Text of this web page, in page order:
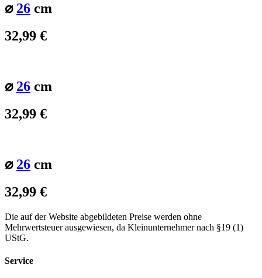
⌀ 26 cm
32,99 €
⌀ 26 cm
32,99 €
⌀ 26 cm
32,99 €
Die auf der Website abgebildeten Preise werden ohne
Mehrwertsteuer ausgewiesen, da Kleinunternehmer nach §19 (1)
UStG.
Service